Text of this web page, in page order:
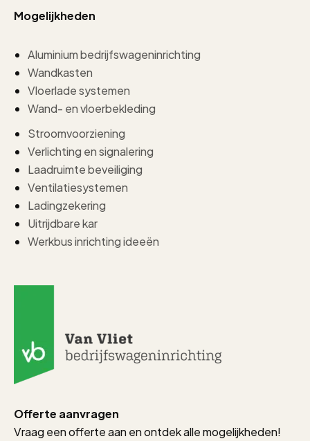
Mogelijkheden
Aluminium bedrijfswageninrichting
Wandkasten
Vloerlade systemen
Wand- en vloerbekleding
Stroomvoorziening
Verlichting en signalering
Laadruimte beveiliging
Ventilatiesystemen
Ladingzekering
Uitrijdbare kar
Werkbus inrichting ideeën
Offerte aanvragen
Vraag een offerte aan en ontdek alle mogelijkheden!